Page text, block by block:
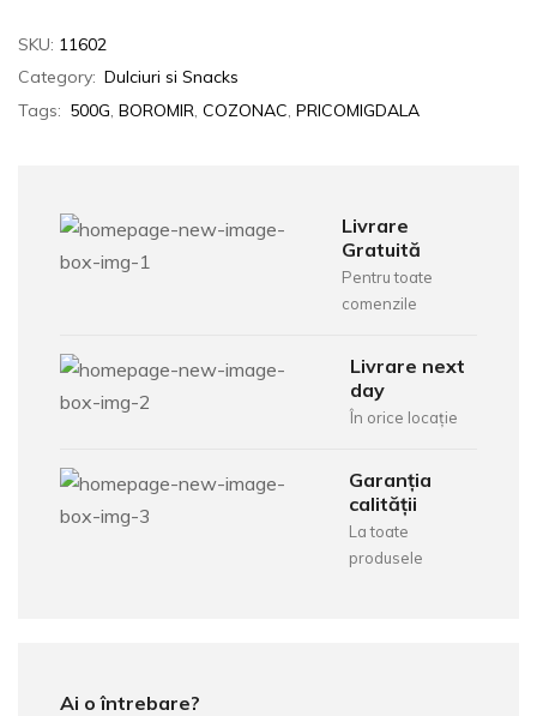
SKU: 11602
Category: Dulciuri si Snacks
Tags: 500G, BOROMIR, COZONAC, PRICOMIGDALA
Livrare
Gratuită
Pentru toate
comenzile
Livrare next
day
În orice locație
Garanția
calității
La toate
produsele
Ai o întrebare?